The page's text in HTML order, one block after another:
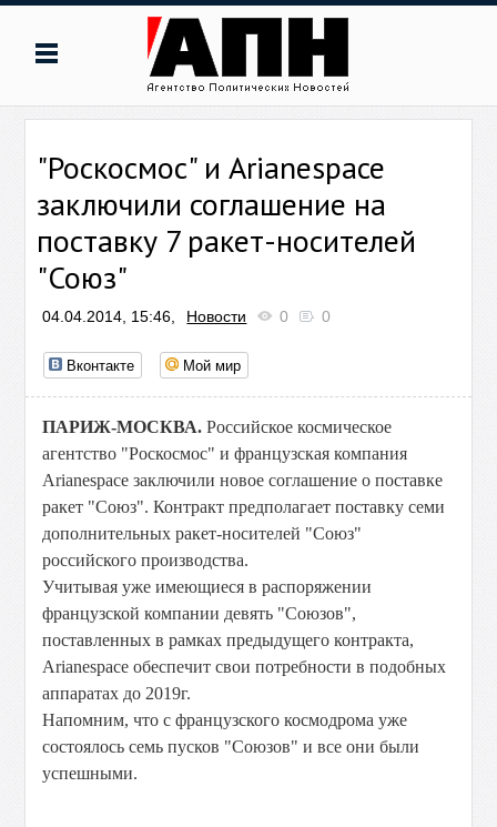
"Роскосмос" и Arianespace
заключили соглашение на
поставку 7 ракет-носителей
"Союз"
04.04.2014, 15:46, Новости 0 0
Вконтакте Мой мир
ПАРИЖ-МОСКВА. Российское космическое
агентство "Роскосмос" и французская компания
Arianespace заключили новое соглашение о поставке
ракет "Союз". Контракт предполагает поставку семи
дополнительных ракет-носителей "Союз"
российского производства.
Учитывая уже имеющиеся в распоряжении
французской компании девять "Союзов",
поставленных в рамках предыдущего контракта,
Arianespace обеспечит свои потребности в подобных
аппаратах до 2019г.
Напомним, что с французского космодрома уже
состоялось семь пусков "Союзов" и все они были
успешными.